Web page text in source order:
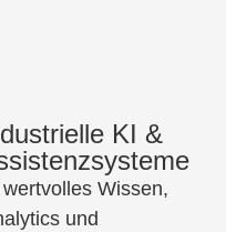
KI &
Wissen,
und